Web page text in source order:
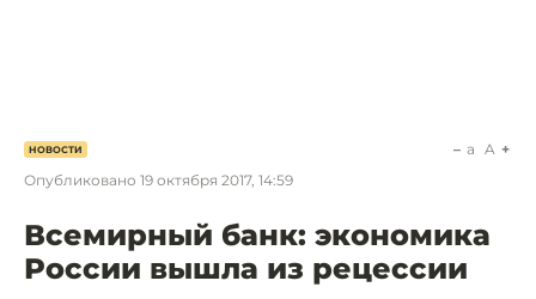
НОВОСТИ
Опубликовано 19 октября 2017, 14:59
a A
Всемирный банк: экономика
России вышла из рецессии